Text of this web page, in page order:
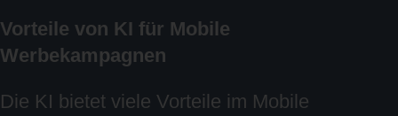
Vorteile von KI für Mobile
Werbekampagnen
Die KI bietet viele Vorteile im Mobile